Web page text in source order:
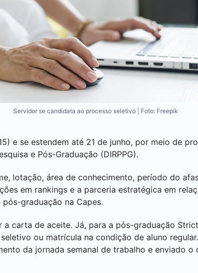
Servidor se candidata ao processo seletivo | Foto: Freepik
e se estendem até 21 de junho, por meio de
e Pós-Graduação (DIRPPG).
lotação, área de conhecimento, período do
em rankings e a parceria estratégica em
graduação na Capes.
carta de aceite. Já, para a pós-graduação
ou matrícula na condição de aluno
da jornada semanal de trabalho e enviado